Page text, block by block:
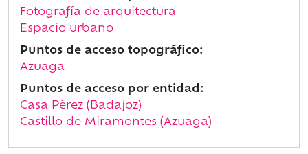
Fotografía de arquitectura
Espacio urbano
Puntos de acceso topográfico:
Azuaga
Puntos de acceso por entidad:
Casa Pérez (Badajoz)
Castillo de Miramontes (Azuaga)